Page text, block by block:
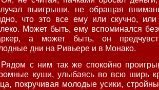
выигрыши, не обращая
что это все ему или скучно,
Может быть, ему вспоминался
а может быть, он
дни на Ривьере и в Монако.
Рядом с ним так же спокойно
куши, улыбаясь во всю ширь
покручивая молодые усики,